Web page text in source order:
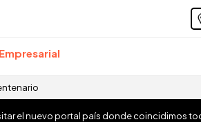
el nuevo portal país donde coincidimos